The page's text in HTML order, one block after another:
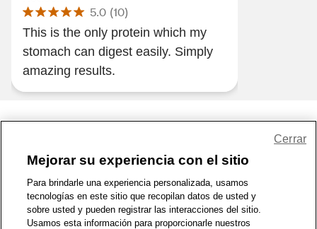
5.0 (10)
This is the only protein which my
stomach can digest easily. Simply
amazing results.
1-800-679-9691 | Contáctenos | Términos de Uso | Accesibilidad
Política de Privacidad | WA Privacy Policy | Mapa del sitio
Zona de Bienestar | © 1999 - 2026 CVS.com
Mejorar su experiencia con el sitio
Para brindarle una experiencia personalizada, usamos
tecnologías en este sitio que recopilan datos de usted y
sobre usted y pueden registrar las interacciones del sitio.
Usamos esta información para proporcionarle nuestros
Cerrar